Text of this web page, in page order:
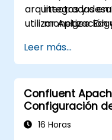
integradas en
monetización
arquitectos y
utilizar Apigee
Leer más...
Confluent
Configuración
16 Horas